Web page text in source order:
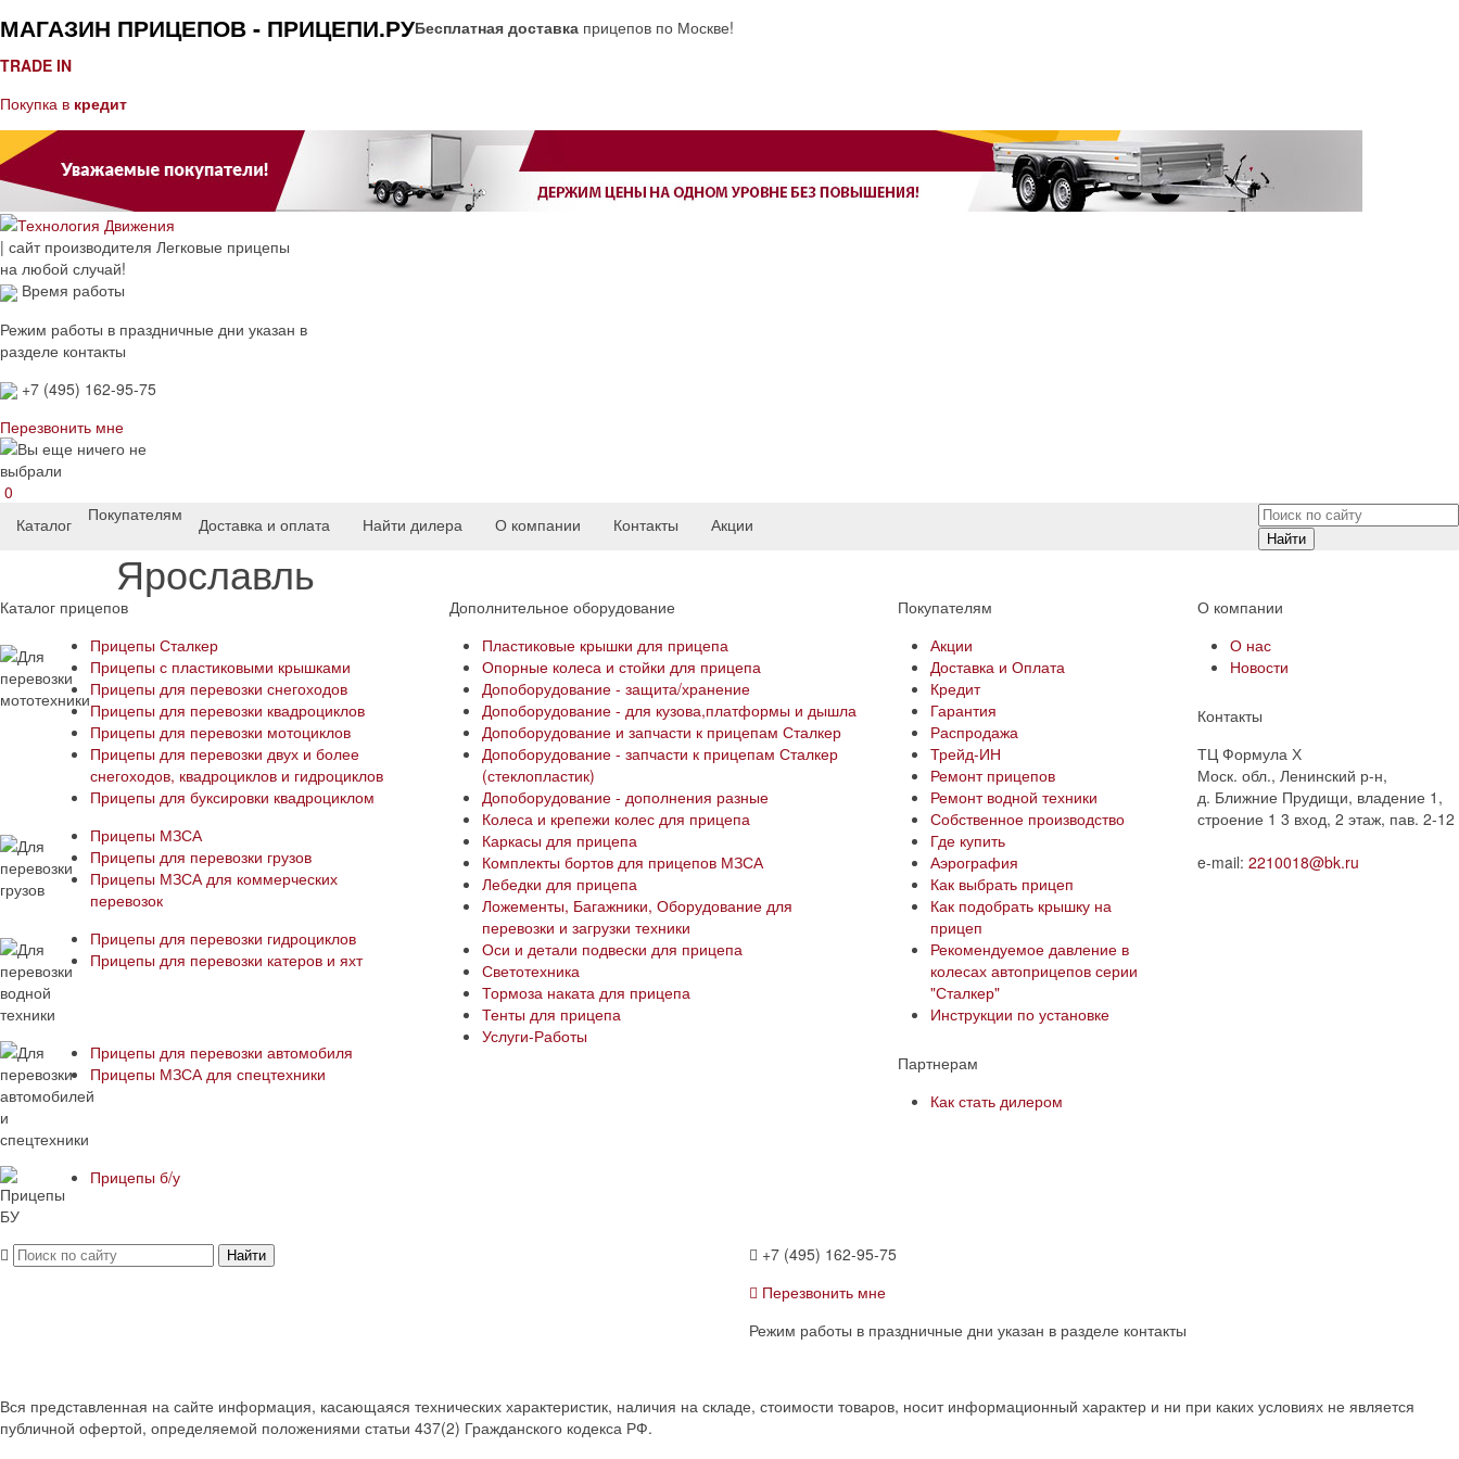
МАГАЗИН ПРИЦЕПОВ - ПРИЦЕПИ.РУБесплатная доставка прицепов по Москве!
TRADE IN
Покупка в кредит
| сайт производителя Легковые прицепы
на любой случай!
Время работы
Режим работы в праздничные дни указан в
разделе контакты
+7 (495) 162-95-75
Перезвонить мне
0
Каталог
Покупателям Доставка и оплата Найти дилера О компании Контакты Акции
Найти
Ярославль
Каталог прицепов
Прицепы Сталкер
Прицепы с пластиковыми крышками
Прицепы для перевозки снегоходов
Прицепы для перевозки квадроциклов
Прицепы для перевозки мотоциклов
Прицепы для перевозки двух и более
снегоходов, квадроциклов и гидроциклов
Прицепы для буксировки квадроциклом
Прицепы МЗСА
Прицепы для перевозки грузов
Прицепы МЗСА для коммерческих
перевозок
Прицепы для перевозки гидроциклов
Прицепы для перевозки катеров и яхт
Прицепы для перевозки автомобиля
Прицепы МЗСА для спецтехники
Прицепы б/у
Дополнительное оборудование
Пластиковые крышки для прицепа
Опорные колеса и стойки для прицепа
Допоборудование - защита/хранение
Допоборудование - для кузова,платформы и дышла
Допоборудование и запчасти к прицепам Сталкер
Допоборудование - запчасти к прицепам Сталкер
(стеклопластик)
Допоборудование - дополнения разные
Колеса и крепежи колес для прицепа
Каркасы для прицепа
Комплекты бортов для прицепов МЗСА
Лебедки для прицепа
Ложементы, Багажники, Оборудование для
перевозки и загрузки техники
Оси и детали подвески для прицепа
Светотехника
Тормоза наката для прицепа
Тенты для прицепа
Услуги-Работы
Покупателям
Акции
Доставка и Оплата
Кредит
Гарантия
Распродажа
Трейд-ИН
Ремонт прицепов
Ремонт водной техники
Собственное производство
Где купить
Аэрография
Как выбрать прицеп
Как подобрать крышку на
прицеп
Рекомендуемое давление в
колесах автоприцепов серии
"Сталкер"​
Инструкции по установке
Партнерам
Как стать дилером
О компании
О нас
Новости
Контакты
ТЦ Формула Х
Моск. обл., Ленинский р-н,
д. Ближние Прудищи, владение 1,
строение 1 3 вход, 2 этаж, пав. 2-12
e-mail:2210018@bk.ru
Найти
+7 (495) 162-95-75
Перезвонить мне
Режим работы в праздничные дни указан в разделе контакты
Вся представленная на сайте информация, касающаяся технических характеристик, наличия на складе, стоимости товаров, носит информационный характер и ни при каких условиях не является
публичной офертой, определяемой положениями статьи 437(2) Гражданского кодекса РФ.